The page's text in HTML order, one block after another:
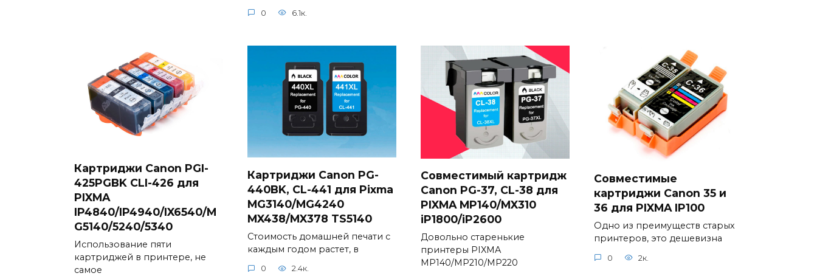
0 6.1к.
Картриджи Canon PGI-
425PGBK CLI-426 для
PIXMA
IP4840/IP4940/IX6540/M
G5140/5240/5340
Использование пяти
картриджей в принтере, не
самое
Картриджи Canon PG-
440BK, CL-441 для Pixma
MG3140/MG4240
MX438/MX378 TS5140
Стоимость домашней печати с
каждым годом растет, в
0 2.4к.
Совместимый картридж
Canon PG-37, CL-38 для
PIXMA MP140/MX310
iP1800/iP2600
Довольно старенькие
принтеры PIXMA
MP140/MP210/MP220
Совместимые
картриджи Canon 35 и
36 для PIXMA IP100
Одно из преимуществ старых
принтеров, это дешевизна
0 2к.